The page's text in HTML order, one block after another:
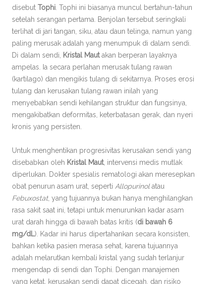
disebut Tophi . Tophi ini biasanya muncul bertahun-tahun
setelah serangan pertama. Benjolan tersebut seringkali
terlihat di jari tangan, siku, atau daun telinga, namun yang
paling merusak adalah yang menumpuk di dalam sendi.
Di dalam sendi,
Kristal Mautakan berperan layaknya
ampelas. Ia secara perlahan merusak tulang rawan
(kartilago) dan mengikis tulang di sekitarnya. Proses erosi
tulang dan kerusakan tulang rawan inilah yang
menyebabkan sendi kehilangan struktur dan fungsinya,
mengakibatkan deformitas, keterbatasan gerak, dan nyeri
kronis yang persisten.
Untuk menghentikan progresivitas kerusakan sendi yang
disebabkan oleh Kristal Maut, intervensi medis mutlak
diperlukan. Dokter spesialis rematologi akan meresepkan
obat penurun asam urat, seperti Allopurinolatau
Febuxostat, yang tujuannya bukan hanya menghilangkan
rasa sakit saat ini, tetapi untuk menurunkan kadar asam
urat darah hingga di bawah batas kritis (di bawah 6
mg/dL). Kadar ini harus dipertahankan secara konsisten,
bahkan ketika pasien merasa sehat, karena tujuannya
adalah melarutkan kembali kristal yang sudah terlanjur
mengendap di sendi dan Tophi. Dengan manajemen
yang ketat, kerusakan sendi dapat dicegah, dan risiko